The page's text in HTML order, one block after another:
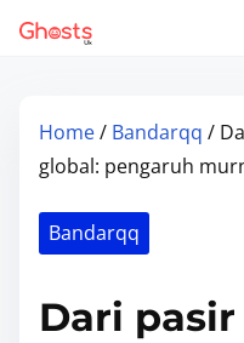
Home/ Bandarqq /
global: pengaruh
Bandarqq
Dari